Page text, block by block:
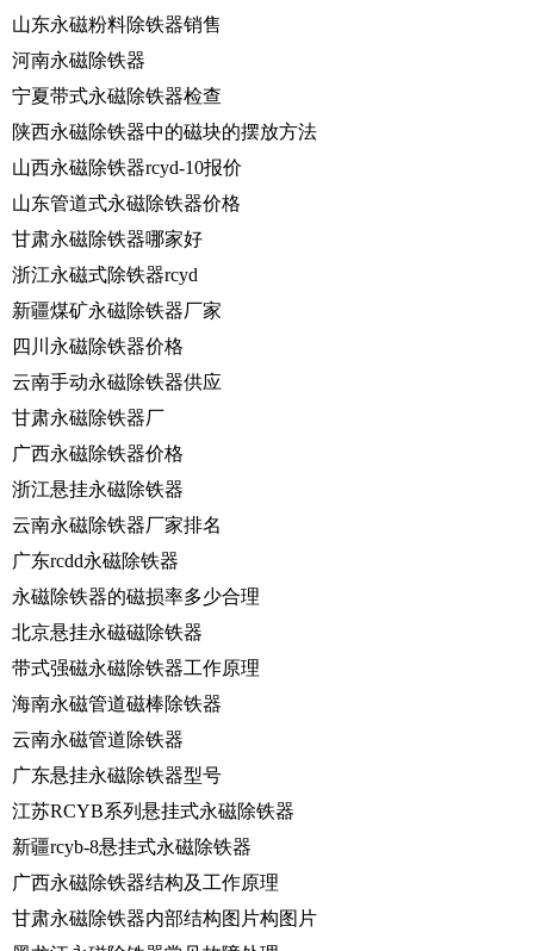
山东永磁粉料除铁器销售
河南永磁除铁器
宁夏带式永磁除铁器检查
陕西永磁除铁器中的磁块的摆放方法
山西永磁除铁器rcyd-10报价
山东管道式永磁除铁器价格
甘肃永磁除铁器哪家好
浙江永磁式除铁器rcyd
新疆煤矿永磁除铁器厂家
四川永磁除铁器价格
云南手动永磁除铁器供应
甘肃永磁除铁器厂
广西永磁除铁器价格
浙江悬挂永磁除铁器
云南永磁除铁器厂家排名
广东rcdd永磁除铁器
永磁除铁器的磁损率多少合理
北京悬挂永磁磁除铁器
带式强磁永磁除铁器工作原理
海南永磁管道磁棒除铁器
云南永磁管道除铁器
广东悬挂永磁除铁器型号
江苏RCYB系列悬挂式永磁除铁器
新疆rcyb-8悬挂式永磁除铁器
广西永磁除铁器结构及工作原理
甘肃永磁除铁器内部结构图片构图片